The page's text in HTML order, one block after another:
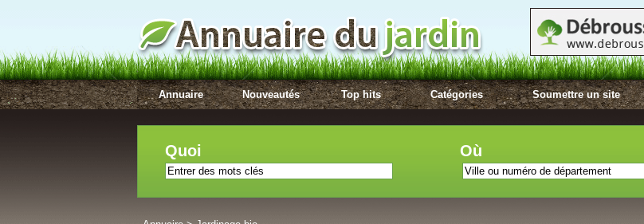
Annuaire Nouveautés Top hits Catégories Soumettre un site
Quoi Où